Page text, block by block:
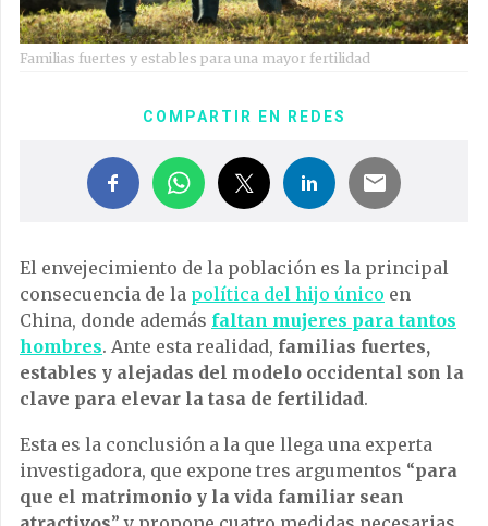
Familias fuertes y estables para una mayor fertilidad
COMPARTIR EN REDES
El envejecimiento de la población es la principal
consecuencia de la política del hijo único en
China, donde además faltan mujeres para tantos
hombres. Ante esta realidad, familias fuertes,
estables y alejadas del modelo occidental son la
clave para elevar la tasa de fertilidad.
Esta es la conclusión a la que llega una experta
investigadora, que expone tres argumentos “para
que el matrimonio y la vida familiar sean